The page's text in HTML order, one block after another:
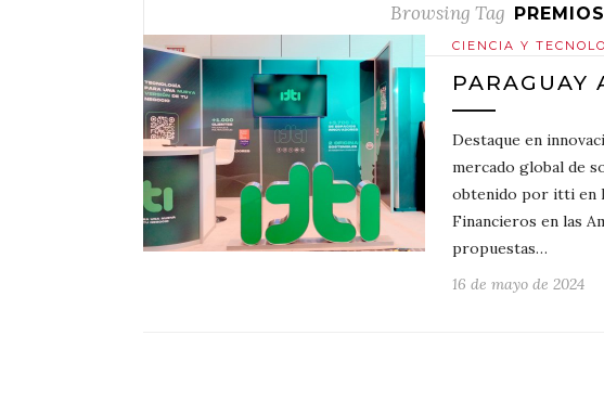
Browsing Tag
CIENCIA Y
PARAGUAY
Destaque en
mercado global de
obtenido por itti en
Financieros en las
propuestas…
16 de mayo de 2024